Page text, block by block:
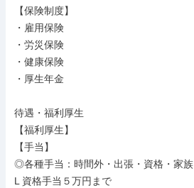
【保険制度】
・雇用保険
・労災保険
・健康保険
・厚生年金
待遇・福利厚生
【福利厚生】
【手当】
◎各種手当：時間外・出張・資格・家族
L 資格手当５万円まで